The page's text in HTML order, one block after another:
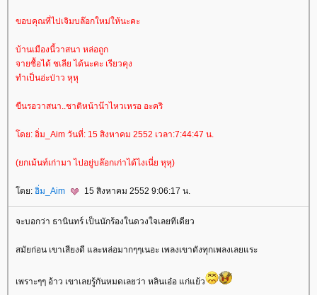
ขอบคุณที่ไปเจิมบล๊อกใหม่ให้นะคะ
บ้านเมืองนี้วาสนา หล่อถูก
จายซื้อได้ ชเลีย ได้นะคะ เรียวคุง
ทำเป็นอ่ะป่าว หุหุ
ขืนรอวาสนา..ชาติหน้าน๊าไหวเหรอ อะคริ
ดย: อิ่ม_Aim วันที่: 15 สิงหาคม 2552 เวลา:7:44:47 น.
(ยกเม้นท์เก่ามา ไปอยู่บล๊อกเก่าได้ไงเนี่ย หุหุ)
ดย: อิ่ม_Aim 15 สิงหาคม 2552 9:06:17 น.
จะบอกว่า ธานินทร์ เป็นนักร้องในดวงใจเลยทีเดียว
สมัยก่อน เขาเสียงดี และหล่อมากๆๆเนอะ เพลงเขาดังทุกเพลงเลยแระ
เพราะๆๆ อ้าว เขาเลยรู้กันหมดเลยว่า หลินเอ๋อ แก่แย้ว